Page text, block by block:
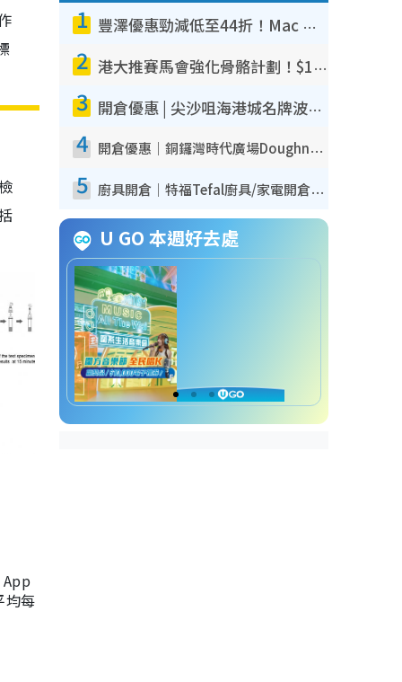
均每
1 豐澤優惠勁減低至44折！Mac mini/iPhone17Pro大減價！廚房家電$220起
2 港大推賽馬會強化骨骼計劃！$100骨質密度X光檢查 完成免費運動訓練送超市禮券！附參加資格
3 開倉優惠 | 尖沙咀海港城名牌波鞋開倉低至1折！On鞋$899起／Joy&Peace鞋履$98起
4 開倉優惠｜銅鑼灣時代廣場Doughnut/Campo Marzio開倉低至1折！背囊、書包、手袋劈價$200起
5 廚具開倉｜特福Tefal廚具/家電開倉低至3折！$220起買平底鍋/炒鑊/湯煲！電飯煲/吸塵機/燙斗$418起
U GO 本週好去處